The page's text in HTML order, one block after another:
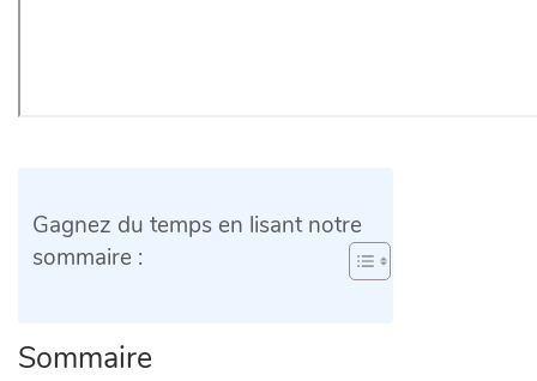
Gagnez du temps en lisant notre
sommaire :
Sommaire